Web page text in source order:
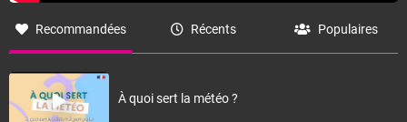
Recommandées Récents Populaires
À quoi sert la météo ?